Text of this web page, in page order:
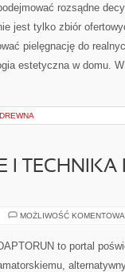
rozsądne
jest tylko zbiór
pielęgnację do
estetyczna w domu.
I TECHNIKA
MOŻLIWOŚĆ
to portal